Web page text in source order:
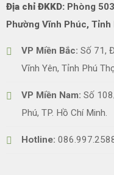
Địa chỉ ĐKKD:Phòng
Phường Vĩnh Phúc, Tỉnh
VP Miền Bắc: Số 71,
Vĩnh Yên, Tỉnh Phú
VP Miền Nam: Số
Phú, TP. Hồ Chí Minh.
Hotline: